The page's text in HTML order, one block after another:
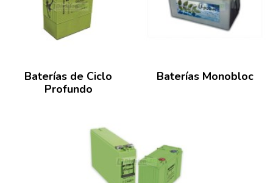
Baterías de Ciclo
Profundo
Baterías Monobloc